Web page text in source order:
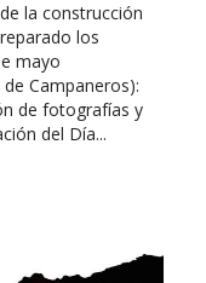
la construcción
los
mayo
Campaneros):
de fotografías y
del Día...